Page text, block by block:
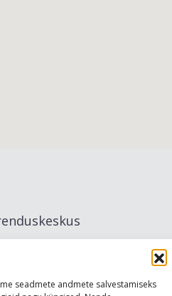
seadmete andmete salvestamiseks